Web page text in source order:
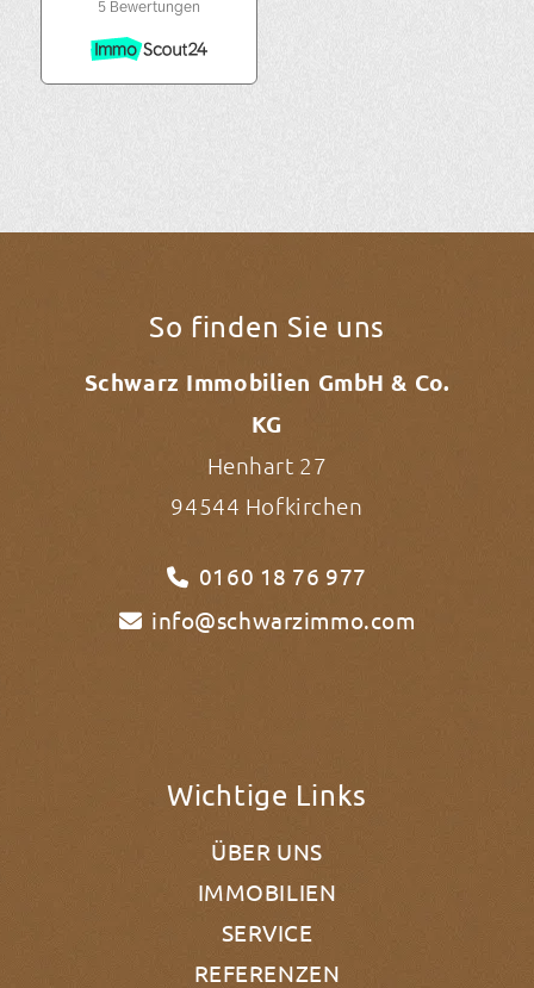
So finden Sie uns
Schwarz Immobilien GmbH & Co.
KG
Henhart 27
94544 Hofkirchen
0160 18 76 977
info@schwarzimmo.com
Wichtige Links
ÜBER UNS
IMMOBILIEN
SERVICE
REFERENZEN